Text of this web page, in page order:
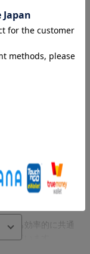
戦略」がこの1冊に
上げの演習で効率
間で得点を引き上
先生が、30年以上
最も効率的に共通
しています。